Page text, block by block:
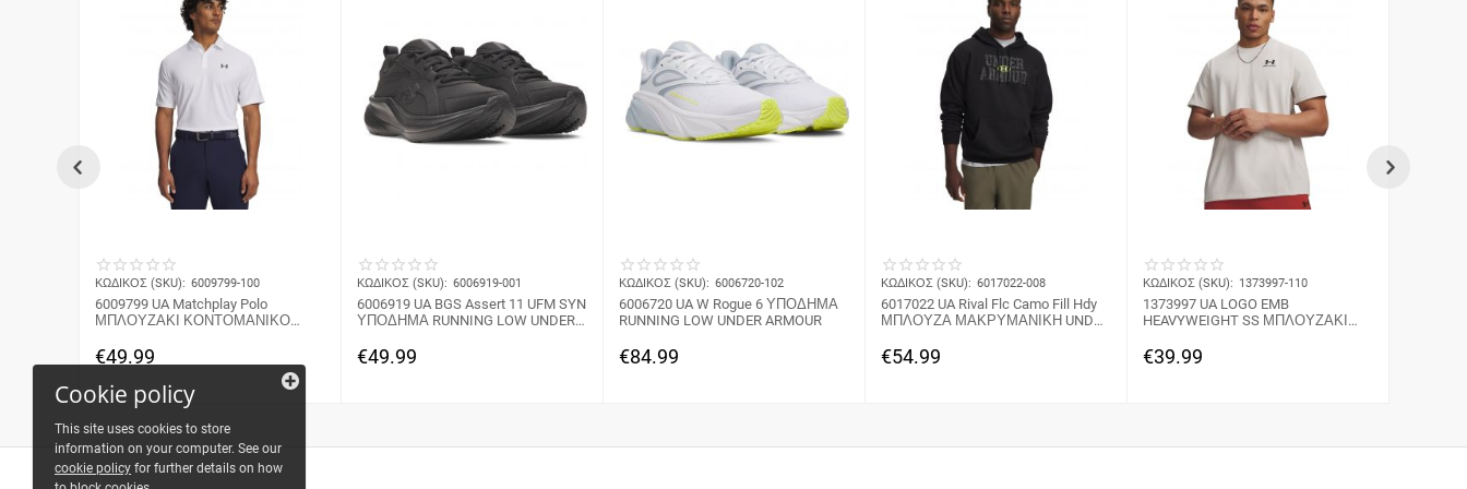
ΚΩΔΙΚΟΣ (SKU): 6009799-100
6009799 UA Matchplay Polo
ΜΠΛΟΥΖΑΚΙ ΚΟΝΤΟΜΑΝΙΚΟ
€49.99
ΚΩΔΙΚΟΣ (SKU): 6006919-001
6006919 UA BGS Assert 11 UFM SYN
ΥΠΟΔΗΜΑ RUNNING LOW UNDER
€49.99
ΚΩΔΙΚΟΣ (SKU): 6006720-102
6006720 UA W Rogue 6 ΥΠΟΔΗΜΑ
RUNNING LOW UNDER ARMOUR
€84.99
ΚΩΔΙΚΟΣ (SKU): 6017022-008
6017022 UA Rival Flc Camo Fill Hdy
ΜΠΛΟΥΖΑ ΜΑΚΡΥΜΑΝΙΚΗ UNDER
€54.99
ΚΩΔΙΚΟΣ (SKU): 1373997-110
1373997 UA LOGO EMB
HEAVYWEIGHT SS ΜΠΛΟΥΖΑΚΙ
€39.99
Cookie policy
This site uses cookies to store
information on your computer. See our
cookie policy for further details on how